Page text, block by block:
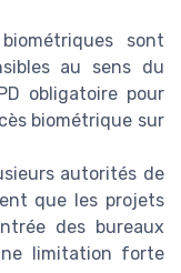
sont
au sens du
obligatoire pour
biométrique sur
autorités de
que les projets
des bureaux
limitation forte